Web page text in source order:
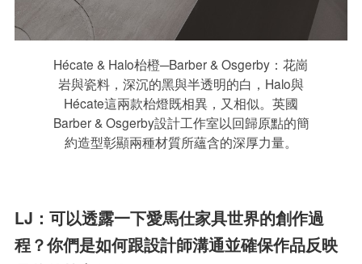
Hécate & Halo枱橙─Barber & Osgerby：花崗
岩與瓷料，深沉的黑與半透明的白，Halo與
Hécate這兩款枱燈既相異，又相似。英國
Barber & Osgerby設計工作室以回歸原點的簡
約造型彰顯兩種材質所蘊含的深厚力量。
LJ：可以透露一下愛馬仕家具世界的創作過
程？你們是如何跟設計師溝通並確保作品反映